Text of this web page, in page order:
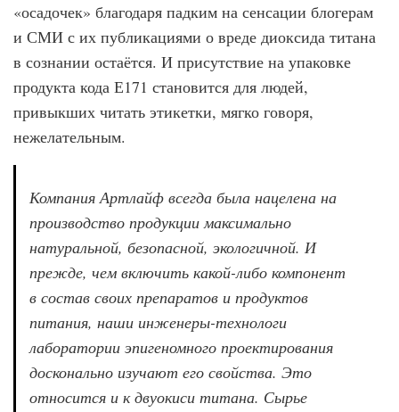
«осадочек» благодаря падким на сенсации блогерам
и СМИ с их публикациями о вреде диоксида титана
в сознании остаётся. И присутствие на упаковке
продукта кода Е171 становится для людей,
привыкших читать этикетки, мягко говоря,
нежелательным.
Компания Артлайф всегда была нацелена на
производство продукции максимально
натуральной, безопасной, экологичной. И
прежде, чем включить какой-либо компонент
в состав своих препаратов и продуктов
питания, наши инженеры-технологи
лаборатории эпигеномного проектирования
досконально изучают его свойства. Это
относится и к двуокиси титана. Сырье